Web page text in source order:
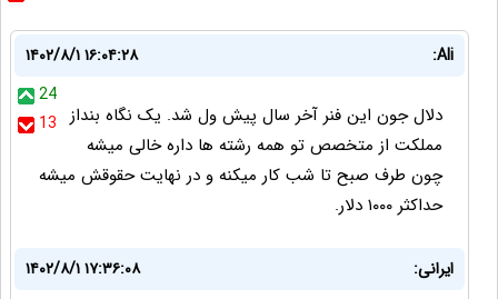
Ali:
۱۴۰۲/۸/۱ ۱۶:۰۴:۲۸
24
13 دلال جون این فنر آخر سال پیش ول شد. یک نگاه بنداز
مملکت از متخصص تو همه رشته ها داره خالی میشه
چون طرف صبح تا شب کار میکنه و در نهایت حقوقش میشه
حداکثر ۱۰۰۰ دلار.
ایرانی:
۱۴۰۲/۸/۱ ۱۷:۳۶:۰۸